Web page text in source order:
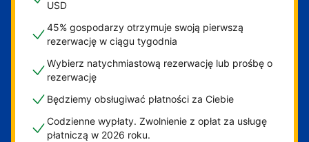
USD
45% gospodarzy otrzymuje swoją pierwszą
rezerwację w ciągu tygodnia
Wybierz natychmiastową rezerwację lub prośbę o
rezerwację
Będziemy obsługiwać płatności za Ciebie
Codzienne wypłaty. Zwolnienie z opłat za usługę
płatniczą w 2026 roku.